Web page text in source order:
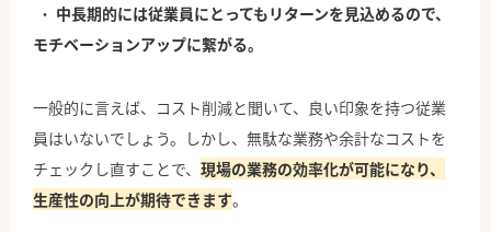
中長期的には従業員にとってもリターンを見込めるので、
モチベーションアップに繋がる。
一般的に言えば、コスト削減と聞いて、良い印象を持つ従業
員はいないでしょう。しかし、無駄な業務や余計なコストを
チェックし直すことで、 現場の業務の効率化が可能になり、
生産性の向上が期待できます。